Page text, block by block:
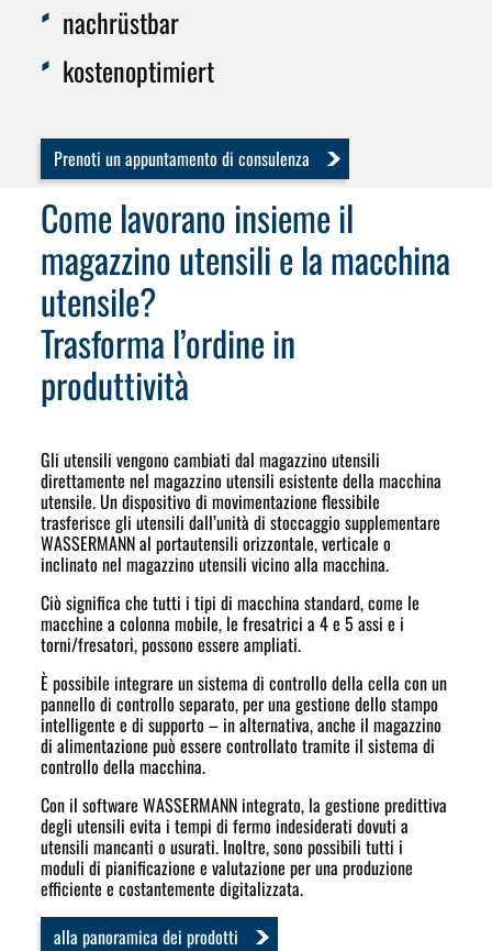
nachrüstbar
kostenoptimiert
Prenoti un appuntamento di consulenza
Come lavorano insieme il
magazzino utensili e la macchina
utensile?
Trasforma l’ordine in
produttività
Gli utensili vengono cambiati dal magazzino utensili
direttamente nel magazzino utensili esistente della macchina
utensile. Un dispositivo di movimentazione flessibile
trasferisce gli utensili dall’unità di stoccaggio supplementare
WASSERMANN al portautensili orizzontale, verticale o
inclinato nel magazzino utensili vicino alla macchina.
Ciò significa che tutti i tipi di macchina standard, come le
macchine a colonna mobile, le fresatrici a 4 e 5 assi e i
torni/fresatori, possono essere ampliati.
È possibile integrare un sistema di controllo della cella con un
pannello di controllo separato, per una gestione dello stampo
intelligente e di supporto – in alternativa, anche il magazzino
di alimentazione può essere controllato tramite il sistema di
controllo della macchina.
Con il software WASSERMANN integrato, la gestione predittiva
degli utensili evita i tempi di fermo indesiderati dovuti a
utensili mancanti o usurati. Inoltre, sono possibili tutti i
moduli di pianificazione e valutazione per una produzione
efficiente e costantemente digitalizzata.
alla panoramica dei prodotti